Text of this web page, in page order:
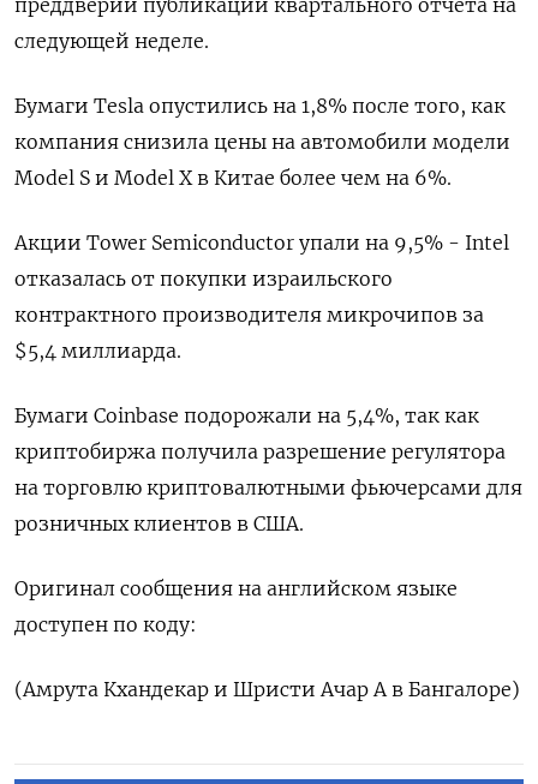
следующей неделе.
Бумаги Tesla опустились на 1,8% после того, как
компания снизила цены на автомобили модели
Model S и Model X в Китае более чем на 6%.
Акции Tower Semiconductor упали на 9,5% - Intel
отказалась от покупки израильского
контрактного производителя микрочипов за
$5,4 миллиарда.
Бумаги Coinbase подорожали на 5,4%, так как
криптобиржа получила разрешение регулятора
на торговлю криптовалютными фьючерсами для
розничных клиентов в США.
Оригинал сообщения на английском языке
доступен по коду:
(Амрута Кхандекар и Шристи Ачар А в Бангалоре)